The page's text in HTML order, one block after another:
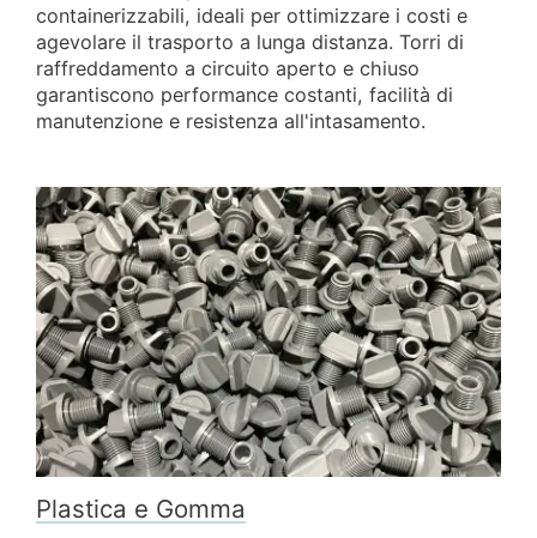
containerizzabili, ideali per ottimizzare i costi e
agevolare il trasporto a lunga distanza. Torri di
raffreddamento a circuito aperto e chiuso
garantiscono performance costanti, facilità di
manutenzione e resistenza all'intasamento.
Plastica e Gomma